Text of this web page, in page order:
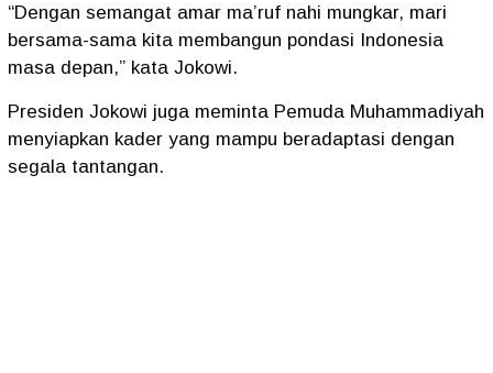
“Dengan semangat amar ma’ruf nahi mungkar, mari
bersama-sama kita membangun pondasi Indonesia
masa depan,” kata Jokowi.
Presiden Jokowi juga meminta Pemuda Muhammadiyah
menyiapkan kader yang mampu beradaptasi dengan
segala tantangan.